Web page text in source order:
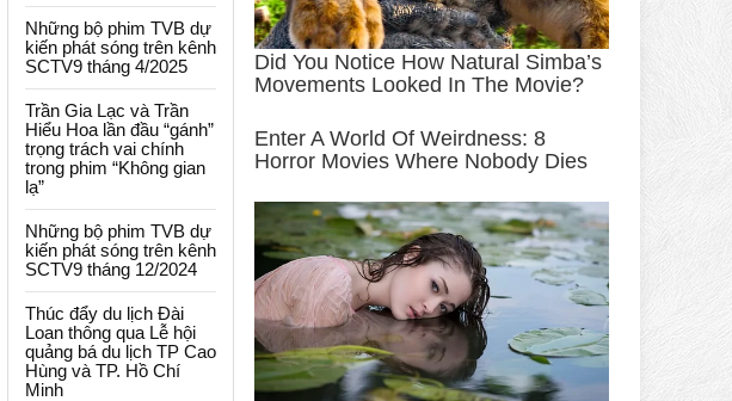
Những bộ phim TVB dự
kiến phát sóng trên kênh
SCTV9 tháng 4/2025
Trần Gia Lạc và Trần
Hiểu Hoa lần đầu “gánh”
trọng trách vai chính
trong phim “Không gian
lạ”
Những bộ phim TVB dự
kiến phát sóng trên kênh
SCTV9 tháng 12/2024
Thúc đẩy du lịch Đài
Loan thông qua Lễ hội
quảng bá du lịch TP Cao
Hùng và TP. Hồ Chí
Minh